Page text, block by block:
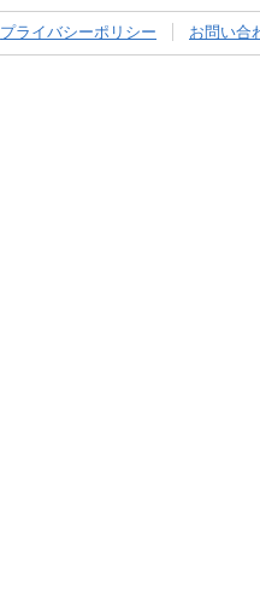
プライバシーポリシー お問い合